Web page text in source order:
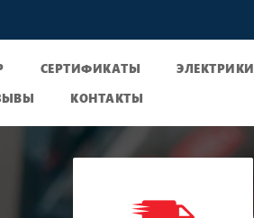
СЕРТИФИКАТЫ
ЭЛЕКТРИКИ
КОНТАКТЫ